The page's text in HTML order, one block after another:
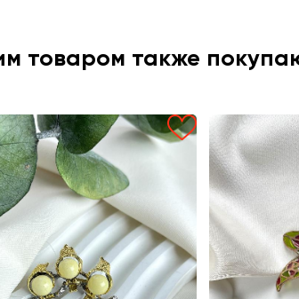
товаром также